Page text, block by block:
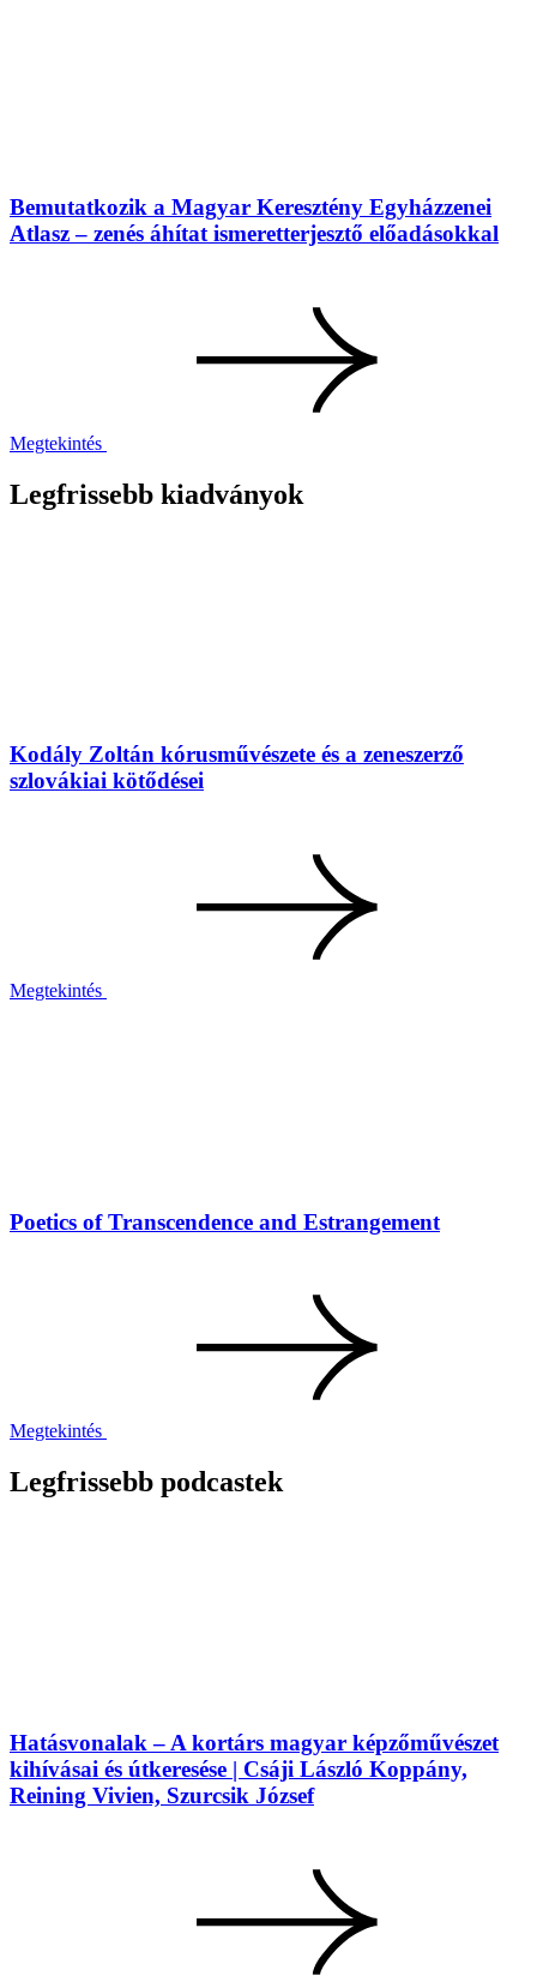
Bemutatkozik a Magyar Keresztény Egyházzenei
Atlasz – zenés áhítat ismeretterjesztő előadásokkal
Megtekintés
Legfrissebb kiadványok
Kodály Zoltán kórusművészete és a zeneszerző
szlovákiai kötődései
Megtekintés
Poetics of Transcendence and Estrangement
Megtekintés
Legfrissebb podcastek
Hatásvonalak – A kortárs magyar képzőművészet
kihívásai és útkeresése | Csáji László Koppány,
Reining Vivien, Szurcsik József